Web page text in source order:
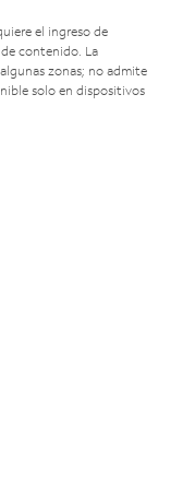
el ingreso de
contenido. La
zonas; no admite
solo en dispositivos